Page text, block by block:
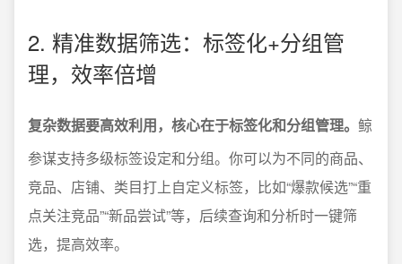
2. 精准数据筛选：标签化+分组管
理，效率倍增
复杂数据要高效利用，核心在于标签化和分组管理。 鲸
参谋支持多级标签设定和分组。你可以为不同的商品、
竞品、店铺、类目打上自定义标签，比如“爆款候选”“重
点关注竞品”“新品尝试”等，后续查询和分析时一键筛
选，提高效率。